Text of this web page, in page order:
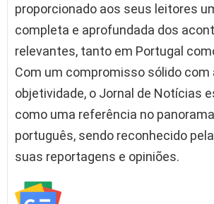
proporcionado aos seus leitores
completa e aprofundada dos
relevantes, tanto em Portugal
Com um compromisso sólido com
objetividade, o Jornal de Notícias
como uma referência no
português, sendo reconhecido
suas reportagens e opiniões.